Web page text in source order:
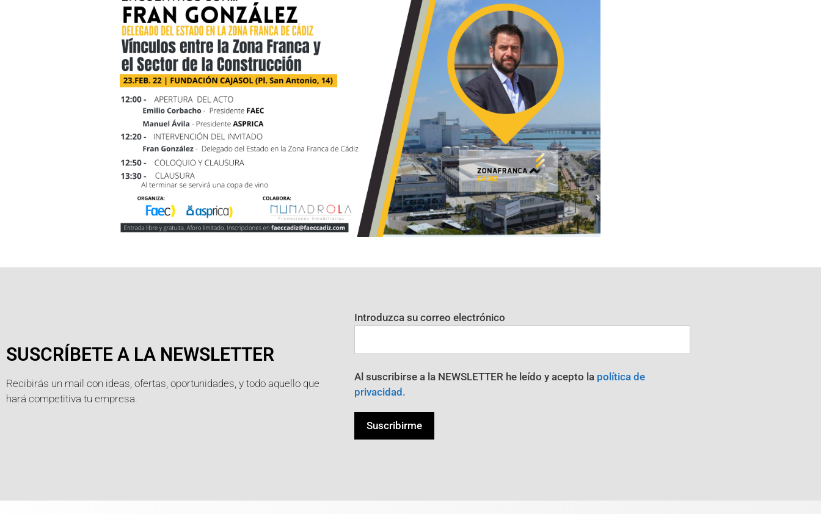
SUSCRÍBETE A LA NEWSLETTER
Recibirás un mail con ideas, ofertas, oportunidades, y todo aquello que
hará competitiva tu empresa.
Introduzca su correo electrónico
Al suscribirse a la NEWSLETTER he leído y acepto la política de
privacidad.